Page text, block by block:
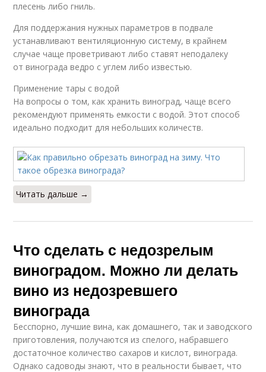
плесень либо гниль.
Для поддержания нужных параметров в подвале
устанавливают вентиляционную систему, в крайнем
случае чаще проветривают либо ставят неподалеку
от винограда ведро с углем либо известью.
Применение тары с водой
На вопросы о том, как хранить виноград, чаще всего
рекомендуют применять емкости с водой. Этот способ
идеально подходит для небольших количеств.
Читать дальше →
Что сделать с недозрелым
виноградом. Можно ли делать
вино из недозревшего
винограда
Бесспорно, лучшие вина, как домашнего, так и заводского
приготовления, получаются из спелого, набравшего
достаточное количество сахаров и кислот, винограда.
Однако садоводы знают, что в реальности бывает, что